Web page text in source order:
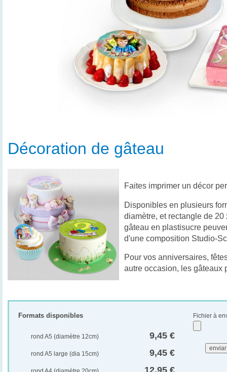
Décoration de gâteau
Faites imprimer un décor
Disponibles en plusieurs
diamètre, et rectangle de
gâteau en plastisucre
d'une composition Studio-
Pour vos anniversaires,
autre occasion, les gâteaux
Formats disponibles
rond A5 (diamètre 12cm) 9,45 €
rond A5 large (dia 15cm) 9,45 €
Fichier à